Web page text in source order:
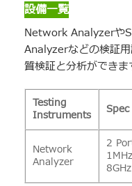
設備一覧
Network Analyzerや
Analyzerなどの検証
質検証と分析ができま
Testing
Instruments
Spec
Network
Analyzer
2
8GHz